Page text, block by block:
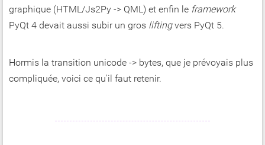
graphique (HTML/Js2Py -> QML) et enfin le framework
PyQt 4 devait aussi subir un gros liftingvers PyQt 5.
Hormis la transition unicode -> bytes, que je prévoyais plus
compliquée, voici ce qu'il faut retenir.